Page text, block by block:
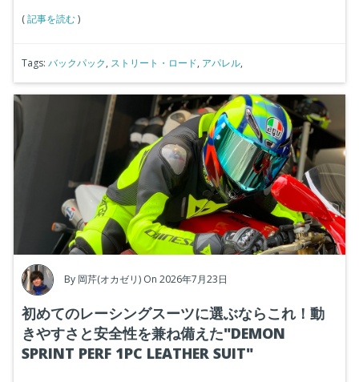
(記事を読む)
Tags: バックパック, ストリート・ロード, アパレル,
By 岡芹(オカゼリ) On 2026年7月23日
初めてのレーシングスーツに選ぶならこれ！動
きやすさと安全性を兼ね備えた"DEMON
SPRINT PERF 1PC LEATHER SUIT"